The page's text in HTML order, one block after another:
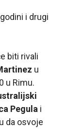
i drugi
biti rivali
u
u Rimu.
Pegula i
da osvoje